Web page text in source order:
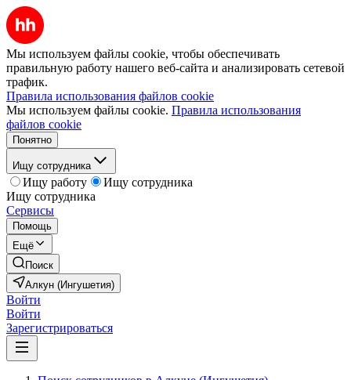
Мы используем файлы cookie, чтобы обеспечивать
правильную работу нашего веб-сайта и анализировать сетевой
трафик.
Правила использования файлов cookie
Мы используем файлы cookie. Правила использования
файлов cookie
Понятно
Ищу сотрудника
Ищу работу
Ищу сотрудника
Ищу сотрудника
Сервисы
Помощь
Ещё
Поиск
Алкун (Ингушетия)
Войти
Войти
Зарегистрироваться